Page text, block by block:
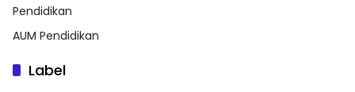
Pendidikan
AUM Pendidikan
Label